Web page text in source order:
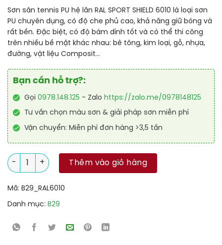
Sơn sân tennis PU hệ lăn RAL SPORT SHIELD 6010 là loại sơn
PU chuyên dụng, có độ che phủ cao, khả năng giữ bóng và
rất bền. Đặc biệt, có độ bám dính tốt và có thể thi công
trên nhiều bề mặt khác nhau: bê tông, kim loại, gỗ, nhựa,
đường, vật liệu Composit…
Bạn cần hỗ trợ?:
Gọi 0978.148.125 - Zalo https://zalo.me/0978148125
Tư vấn chọn màu sơn & giải pháp sơn miễn phí
Vận chuyển: Miễn phí đơn hàng >3,5 tấn
Sơn sân tennis PU hệ lăn RAL SPORT SHIELD 6010 số lượng
Thêm vào giỏ hàng
Mã: B29_RAL6010
Danh mục: B29